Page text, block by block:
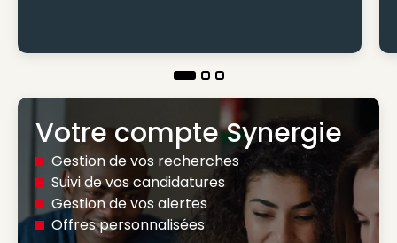
Votre compte Synergie
Gestion de vos recherches
Suivi de vos candidatures
Gestion de vos alertes
Offres personnalisées